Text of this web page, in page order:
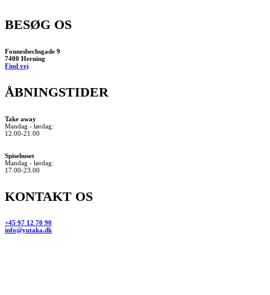
BESØG OS
Fonnesbechsgade 9
7400 Herning
Find vej
ÅBNINGSTIDER
Take away
Mandag - lørdag:
12.00-21.00
Spisehuset
Mandag - lørdag:
17.00-23.00
KONTAKT OS
+45 97 12 70 90
info@yutaka.dk